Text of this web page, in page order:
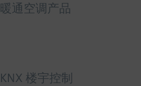
暖通空调产品
KNX 楼宇控制